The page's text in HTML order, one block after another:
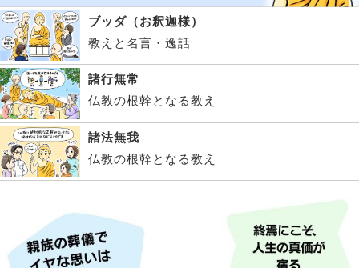
ブッダ（お釈迦様）
教えと名言・逸話
諸行無常
仏教の根幹となる教え
諸法無我
仏教の根幹となる教え